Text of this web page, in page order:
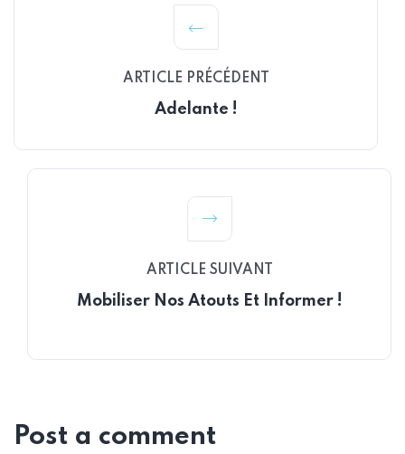
ARTICLE PRÉCÉDENT
Adelante !
ARTICLE SUIVANT
Mobiliser Nos Atouts Et Informer !
Post a comment